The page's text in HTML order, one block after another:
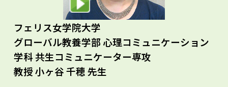
フェリス女学院大学
グローバル教養学部 心理コミュニケーション
学科 共生コミュニケーター専攻
教授 小ヶ谷 千穂 先生